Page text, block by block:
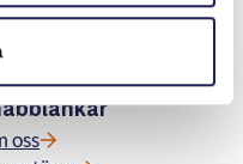
oss